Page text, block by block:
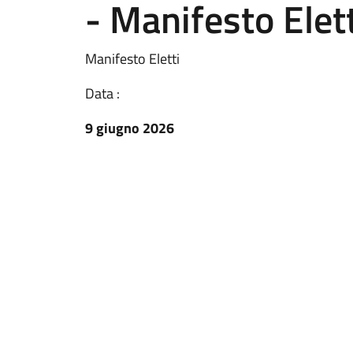
- Manifesto
Manifesto Eletti
Data :
9 giugno 2026